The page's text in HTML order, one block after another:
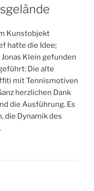
Kunstobjekt
hatte die Idee;
Klein gefunden
Die alte
mit Tennismotiven
herzlichen Dank
die Ausführung. Es
die Dynamik des